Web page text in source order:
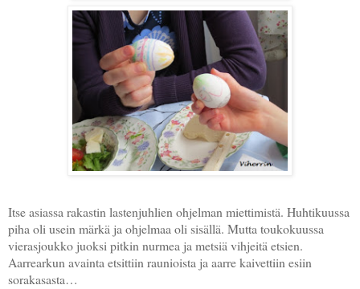
Itse asiassa rakastin lastenjuhlien ohjelman miettimistä. Huhtikuussa
piha oli usein märkä ja ohjelmaa oli sisällä. Mutta toukokuussa
vierasjoukko juoksi pitkin nurmea ja metsiä vihjeitä etsien.
Aarrearkun avainta etsittiin raunioista ja aarre kaivettiin esiin
sorakasasta…